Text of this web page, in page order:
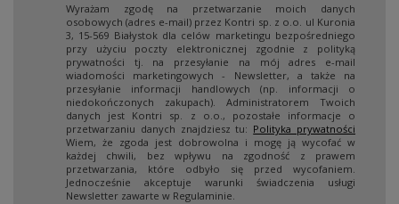
Wyrażam zgodę na przetwarzanie moich danych
osobowych (adres e-mail) przez Kontri sp. z o.o. ul Kuronia
3, 15-569 Białystok dla celów marketingu bezpośredniego
przy użyciu poczty elektronicznej zgodnie z polityką
prywatności tj. na przesyłanie na mój adres e-mail
wiadomości marketingowych - Newsletter, a także na
przesyłanie informacji handlowych (np. informacji o
niedokończonych zakupach). Administratorem Twoich
danych jest Kontri sp. z o.o., pozostałe informacje o
przetwarzaniu danych znajdziesz tu: Polityka prywatności
Wiem, że zgoda jest dobrowolna i mogę ją wycofać w
każdej chwili, bez wpływu na zgodność z prawem
przetwarzania, które odbyło się przed wycofaniem.
Jednocześnie akceptuje warunki świadczenia usługi
Newsletter zawarte w Regulaminie.